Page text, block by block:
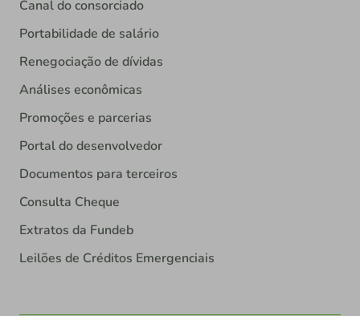
Canal do consorciado
Portabilidade de salário
Renegociação de dívidas
Análises econômicas
Promoções e parcerias
Portal do desenvolvedor
Documentos para terceiros
Consulta Cheque
Extratos da Fundeb
Leilões de Créditos Emergenciais